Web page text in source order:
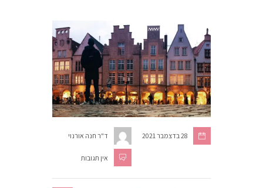
ד"ר חנה אורנוי 28 בדצמבר 2021
אין תגובות